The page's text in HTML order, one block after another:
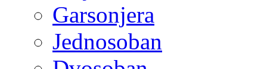
Garsonjera
Jednosoban